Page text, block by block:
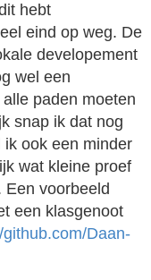
hebt
eind op weg. De
developement
wel een
paden moeten
snap ik dat nog
ook een minder
wat kleine proef
voorbeeld
een klasgenoot
github.com/Daan-